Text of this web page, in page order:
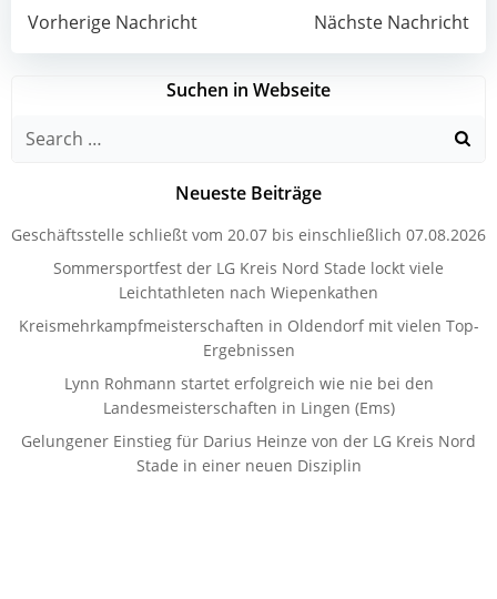
Post
navigation
Vorherige Nachricht
Post
navigation
Nächste Nachricht
Suchen in Webseite
Search
Neueste Beiträge
Geschäftsstelle schließt vom 20.07 bis einschließlich 07.08.2026
Sommersportfest der LG Kreis Nord Stade lockt viele
Leichtathleten nach Wiepenkathen
Kreismehrkampfmeisterschaften in Oldendorf mit vielen Top-
Ergebnissen
Lynn Rohmann startet erfolgreich wie nie bei den
Landesmeisterschaften in Lingen (Ems)
Gelungener Einstieg für Darius Heinze von der LG Kreis Nord
Stade in einer neuen Disziplin